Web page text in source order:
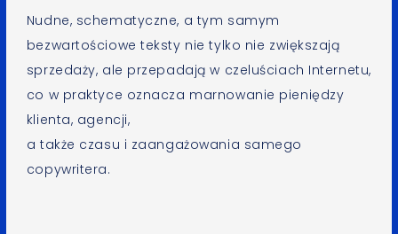
Nudne, schematyczne, a tym samym
bezwartościowe teksty nie tylko nie zwiększają
sprzedaży, ale przepadają w czeluściach Internetu,
co w praktyce oznacza marnowanie pieniędzy
klienta, agencji,
a także czasu i zaangażowania samego
copywritera.